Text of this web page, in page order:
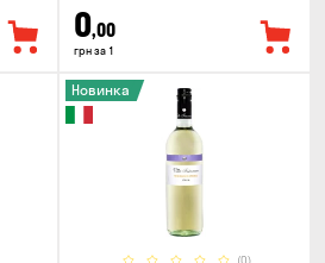
0,00
грн за 1
Новинка